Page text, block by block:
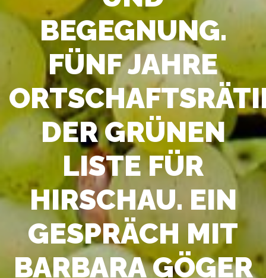
BEGEGNUNG.
FÜNF JAHRE
DER GRÜNEN
LISTE FÜR
HIRSCHAU. EIN
GESPRÄCH MIT
BARBARA GÖGER